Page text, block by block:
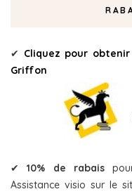
✔ Cliquez pour
Griffon
✔10% de rabaispour
Assistance visio sur le